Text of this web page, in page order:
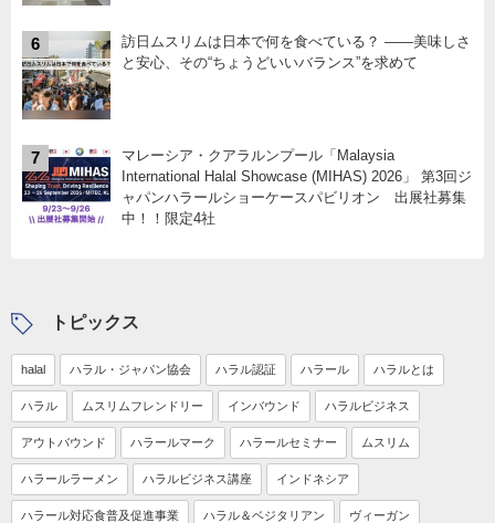
6
訪日ムスリムは日本で何を食べている？ ――美味しさ
と安心、その“ちょうどいいバランス”を求めて
7
マレーシア・クアラルンプール「Malaysia
International Halal Showcase (MIHAS) 2026」 第3回ジ
ャパンハラールショーケースパビリオン 出展社募集
中！！限定4社
トピックス
halal ハラル・ジャパン協会 ハラル認証 ハラール ハラルとは
ハラル ムスリムフレンドリー インバウンド ハラルビジネス
アウトバウンド ハラールマーク ハラールセミナー ムスリム
ハラールラーメン ハラルビジネス講座 インドネシア
ハラール対応食普及促進事業 ハラル＆ベジタリアン ヴィーガン